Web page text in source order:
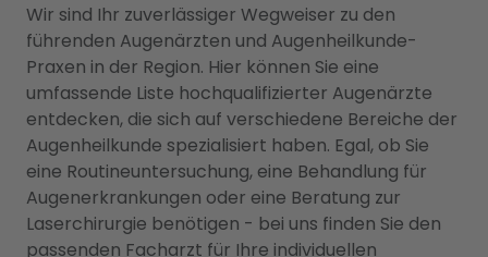
Wir sind Ihr zuverlässiger Wegweiser zu den
führenden Augenärzten und Augenheilkunde-
Praxen in der Region. Hier können Sie eine
umfassende Liste hochqualifizierter Augenärzte
entdecken, die sich auf verschiedene Bereiche der
Augenheilkunde spezialisiert haben. Egal, ob Sie
eine Routineuntersuchung, eine Behandlung für
Augenerkrankungen oder eine Beratung zur
Laserchirurgie benötigen - bei uns finden Sie den
passenden Facharzt für Ihre individuellen